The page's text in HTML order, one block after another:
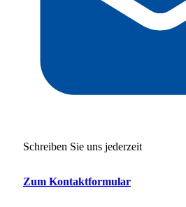
Schreiben Sie uns jederzeit
Zum Kontaktformular